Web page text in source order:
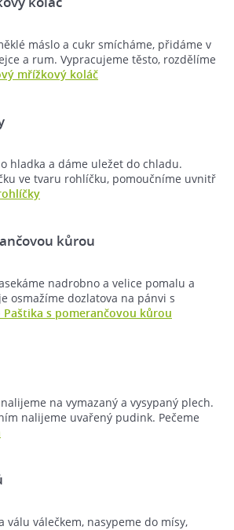
máslo a cukr smícháme, přidáme v
a rum. Vypracujeme těsto, rozdělíme
mřížkový koláč
hladka a dáme uležet do chladu.
ve tvaru rohlíčku, pomoučníme uvnitř
kůrou
nadrobno a velice pomalu a
osmažíme dozlatova na pánvi s
Paštika s pomerančovou kůrou
na vymazaný a vysypaný plech.
nalijeme uvařený pudink. Pečeme
válu válečkem, nasypeme do mísy,